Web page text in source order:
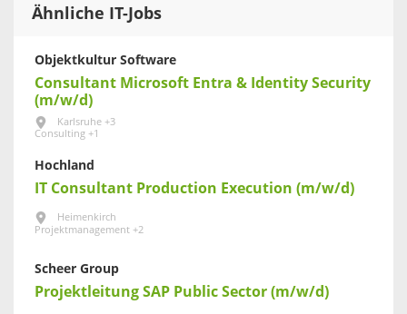
Ähnliche IT-Jobs
Objektkultur Software
Consultant Microsoft Entra & Identity Security
(m/w/d)
Karlsruhe +3
Consulting +1
Hochland
IT Consultant Production Execution (m/w/d)
Heimenkirch
Projektmanagement +2
Scheer Group
Projektleitung SAP Public Sector (m/w/d)